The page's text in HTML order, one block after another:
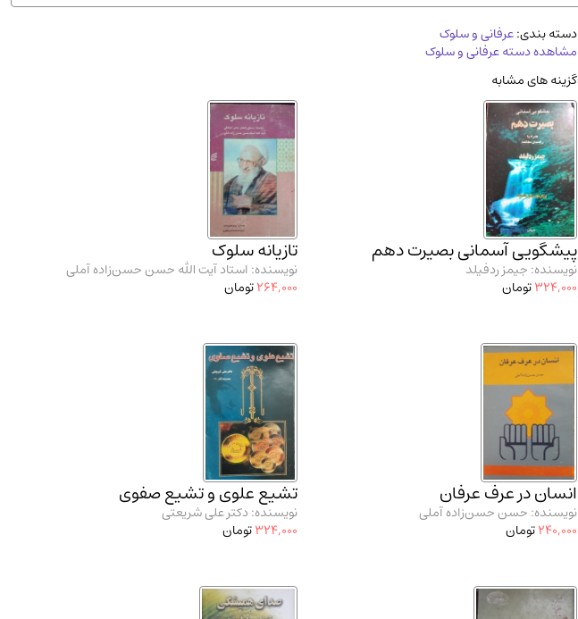
دسته بندی:عرفانی و سلوک
مشاهده دسته عرفانی و سلوک
گزینه های مشابه
پیشگویی آسمانی بصیرت دهم
نویسنده: جیمز ردفیلد
324,000تومان
تازیانه سلوک
نویسنده: استاد آیت الله حسن حسن‌زاده آملی
264,000تومان
انسان در عرف عرفان
نویسنده: حسن حسن‌زاده آملی
240,000تومان
تشیع علوی و تشیع صفوی
نویسنده: دکتر علی شریعتی
324,000تومان